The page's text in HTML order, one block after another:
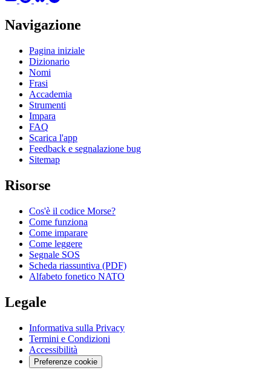
Navigazione
Pagina iniziale
Dizionario
Nomi
Frasi
Accademia
Strumenti
Impara
FAQ
Scarica l'app
Feedback e segnalazione bug
Sitemap
Risorse
Cos'è il codice Morse?
Come funziona
Come imparare
Come leggere
Segnale SOS
Scheda riassuntiva (PDF)
Alfabeto fonetico NATO
Legale
Informativa sulla Privacy
Termini e Condizioni
Accessibilità
Preferenze cookie